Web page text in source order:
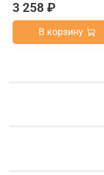
3 258 ₽
В корзину